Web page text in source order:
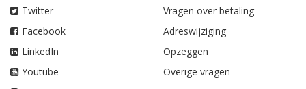
Twitter
Facebook
LinkedIn
Youtube
Vragen over betaling
Adreswijziging
Opzeggen
Overige vragen